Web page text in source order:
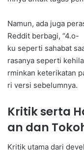
Namun, ada juga
Reddit berbagi, “4.o-
ku seperti sahabat
rasanya seperti
rminkan keterikatan
ri versi sebelumnya.
Kritik serta
an dan
Kritik utama dari